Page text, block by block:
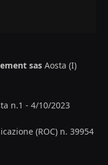
sas Aosta (I)
n.1 - 4/10/2023
(ROC) n. 39954